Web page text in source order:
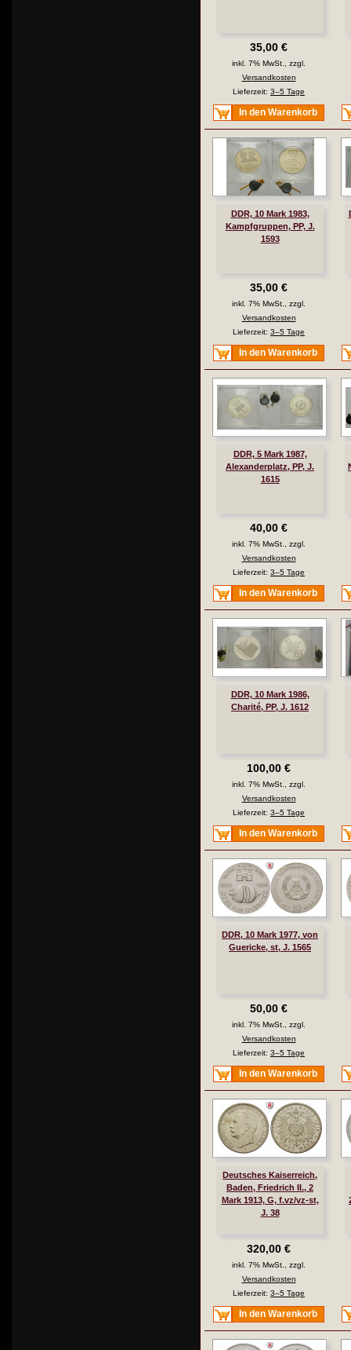
35,00 €
inkl. 7% MwSt., zzgl.
Versandkosten
Lieferzeit: 3–5 Tage
In den Warenkorb
DDR, 10 Mark 1983,
Kampfgruppen, PP, J.
1593
35,00 €
inkl. 7% MwSt., zzgl.
Versandkosten
Lieferzeit: 3–5 Tage
In den Warenkorb
DDR, 5 Mark 1987,
Alexanderplatz, PP, J.
1615
40,00 €
inkl. 7% MwSt., zzgl.
Versandkosten
Lieferzeit: 3–5 Tage
In den Warenkorb
DDR, 10 Mark 1986,
Charité, PP, J. 1612
100,00 €
inkl. 7% MwSt., zzgl.
Versandkosten
Lieferzeit: 3–5 Tage
In den Warenkorb
DDR, 10 Mark 1977, von
Guericke, st, J. 1565
50,00 €
inkl. 7% MwSt., zzgl.
Versandkosten
Lieferzeit: 3–5 Tage
In den Warenkorb
Deutsches Kaiserreich,
Baden, Friedrich II., 2
Mark 1913, G, f.vz/vz-st,
J. 38
320,00 €
inkl. 7% MwSt., zzgl.
Versandkosten
Lieferzeit: 3–5 Tage
In den Warenkorb